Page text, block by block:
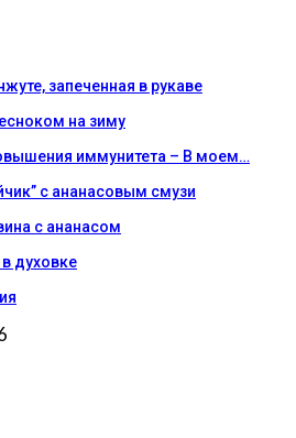
запеченная в рукаве
на зиму
иммунитета – В моем…
с ананасовым смузи
с ананасом
духовке